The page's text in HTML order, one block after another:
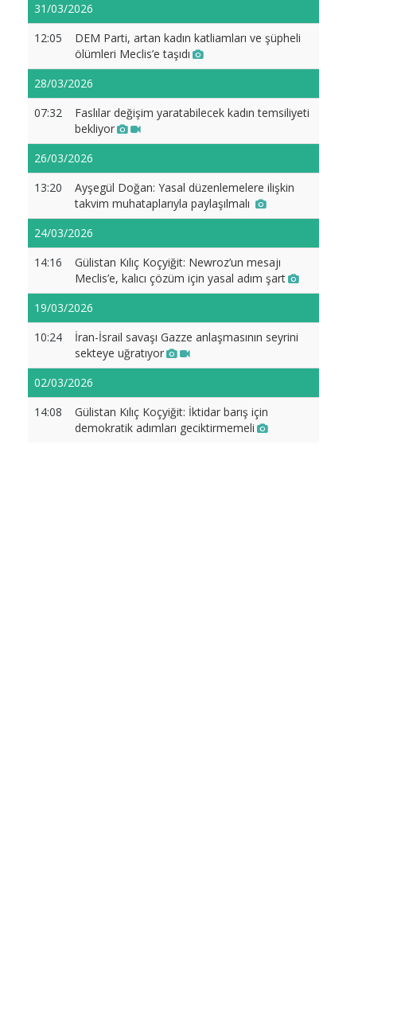
31/03/2026
12:05
DEM Parti, artan kadın katliamları ve şüpheli
ölümleri Meclis’e taşıdı
28/03/2026
07:32
Faslılar değişim yaratabilecek kadın temsiliyeti
bekliyor
26/03/2026
13:20
Ayşegül Doğan: Yasal düzenlemelere ilişkin
takvim muhataplarıyla paylaşılmalı
24/03/2026
14:16
Gülistan Kılıç Koçyiğit: Newroz’un mesajı
Meclis’e, kalıcı çözüm için yasal adım şart
19/03/2026
10:24
İran-İsrail savaşı Gazze anlaşmasının seyrini
sekteye uğratıyor
02/03/2026
14:08
Gülistan Kılıç Koçyiğit: İktidar barış için
demokratik adımları geciktirmemeli